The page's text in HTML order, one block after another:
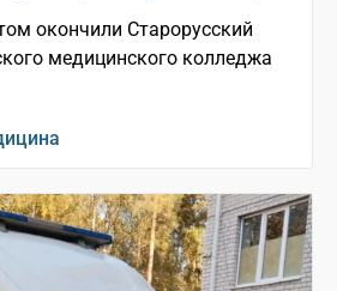
окончили Старорусский
медицинского колледжа